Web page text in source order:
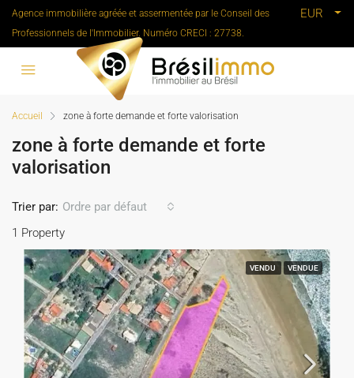
Agence immobilière agréée et assermentée par le Conseil des
Professionnels de l'Immobilier. Numéro CRECI : 27738.
EUR
Accueil zone à forte demande et forte valorisation
zone à forte demande et forte
valorisation
1 Property
Trier par: Ordre par défaut
VENDU VENDUE